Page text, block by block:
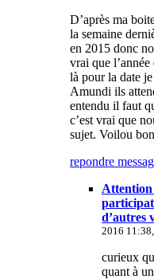
D’après ma
la semaine
en 2015 donc
vrai que
là pour la date
Amundi ils
entendu il faut
c’est vrai que
sujet. Voilou
repondre
Attention
d’autres
2016
curieux
quant à